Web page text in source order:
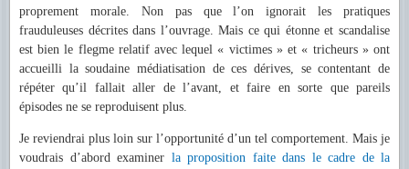
proprement morale. Non pas que l’on ignorait les pratiques
frauduleuses décrites dans l’ouvrage. Mais ce qui étonne et scandalise
est bien le flegme relatif avec lequel « victimes » et « tricheurs » ont
accueilli la soudaine médiatisation de ces dérives, se contentant de
répéter qu’il fallait aller de l’avant, et faire en sorte que pareils
épisodes ne se reproduisent plus.
Je reviendrai plus loin sur l’opportunité d’un tel comportement. Mais je
voudrais d’abord examiner la proposition faite dans le cadre de la